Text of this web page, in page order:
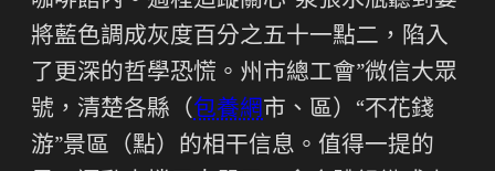
將藍色調成灰度百分之五十一點二，陷入
了更深的哲學恐慌。州市總工會”微信大眾
號，清楚各縣（包養網市、區）“不花錢
游”景區（點）的相干信息。值得一提的